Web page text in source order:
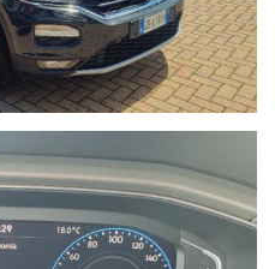
industriali dal 1978. Nel 2000
i clienti con una moderna
dell’auto”, per la
garantiti di tutte le
per la provincia
una nuova sede in via
ufficiale per la
e Citroen, con sede in Via